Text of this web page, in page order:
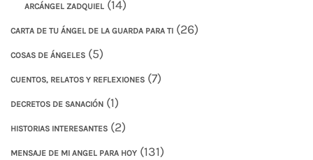
ARCÁNGEL ZADQUIEL (14)
CARTA DE TU ÁNGEL DE LA GUARDA PARA TI (26)
COSAS DE ÁNGELES (5)
CUENTOS, RELATOS Y REFLEXIONES (7)
DECRETOS DE SANACIÓN (1)
HISTORIAS INTERESANTES (2)
MENSAJE DE MI ANGEL PARA HOY (131)